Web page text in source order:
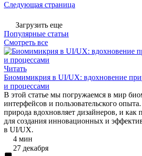
Следующая страница
Загрузить еще
Популярные статьи
Смотреть все
Читать
Биомимикрия в UI/UX: вдохновение
и процессами
В этой статье мы погружаемся в мир
интерфейсов и пользовательского
природа вдохновляет дизайнеров, и как
для создания инновационных и
в UI/UX.
4 мин
27 декабря